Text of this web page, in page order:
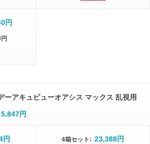
円
ーアキュビューオアシス マックス 乱視用
5,847円
円 4箱セット : 23,388円